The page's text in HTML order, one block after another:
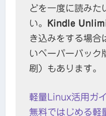
どを一度に読みた
い。
Kindle
き込みをする場合
いペーパーバック
刷）もあります。
軽量Linux活用ガ
無料ではじめる